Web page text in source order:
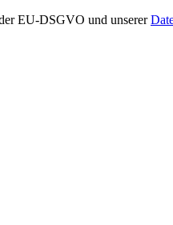
EU-DSGVO und unserer